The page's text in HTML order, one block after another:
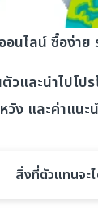
นไลน์ ซื้อง่าย
และนำไปโป
วัง และค่าแนะ
สิ่งที่ตัวแทนจะ